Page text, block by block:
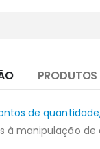
de
à manipulação de